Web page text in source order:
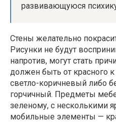
развивающуюся
Стены желательно
Рисунки не будут
напротив, могут стать
должен быть от красного
светло-коричневый либо
горчичный. Предметы
зеленому, с несколькими
мобильные элементы —